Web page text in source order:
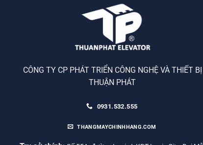
CÔNG TY CP PHÁT TRIỂN CÔNG NGHỆ VÀ THIẾT BỊ
THUẬN PHÁT
0931.532.555
THANGMAYCHINHHANG.COM